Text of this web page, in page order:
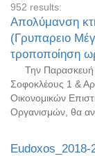
952 results:
Απολύμανση
(Γρυπαρειο
τροποποίηση
Την Παρασκευή
Σοφοκλέους 1 &
Οικονομικών
Οργανισμών, θα
Eudoxos_2018-